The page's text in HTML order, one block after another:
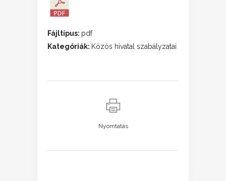
Fájltípus: pdf
Kategóriák: Közös hivatal szabályzatai
Nyomtatás